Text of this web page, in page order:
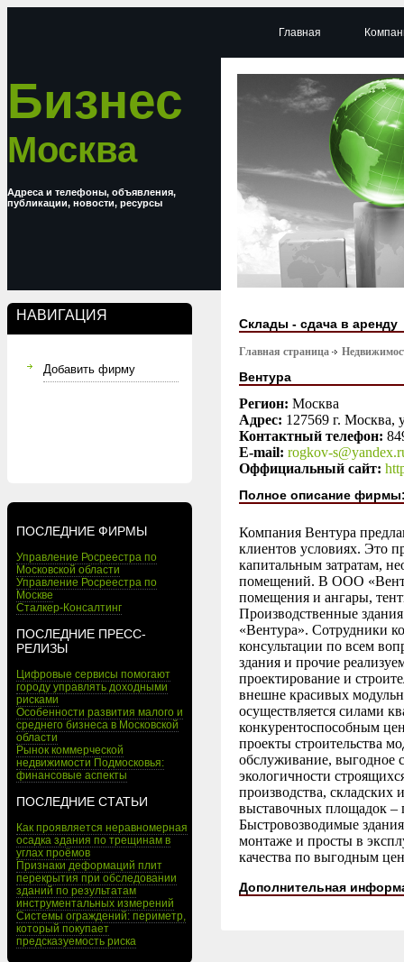
Бизнес
Москва
Адреса и телефоны, объявления,
публикации, новости, ресурсы
НАВИГАЦИЯ
Добавить фирму
ПОСЛЕДНИЕ ФИРМЫ
Управление Росреестра по
Московской области
Управление Росреестра по
Москве
Сталкер-Консалтинг
ПОСЛЕДНИЕ ПРЕСС-
РЕЛИЗЫ
Цифровые сервисы помогают
городу управлять доходными
рисками
Особенности развития малого и
среднего бизнеса в Московской
области
Рынок коммерческой
недвижимости Подмосковья:
финансовые аспекты
ПОСЛЕДНИЕ СТАТЬИ
Как проявляется неравномерная
осадка здания по трещинам в
углах проёмов
Признаки деформаций плит
перекрытия при обследовании
зданий по результатам
инструментальных измерений
Системы ограждений: периметр,
который покупает
предсказуемость риска
Главная
Склады - сдача в аренду
Главная страница
Вентура
Регион: Москва
Адрес: 127569 г. Москва,
Контактный телефон:
E-mail: rogkov-
Оффициальный сайт:
Полное описание
Компания Вентура
клиентов условиях. Это
капитальным затратам,
помещений. В ООО
помещения и ангары,
Производственные
«Вентура». Сотрудники
консультации по всем
здания и прочие
проектирование и
внешне красивых
осуществляется силами
конкурентоспособным
проекты строительства
обслуживание, выгодное
экологичности
производства,
выставочных площадок –
Быстровозводимые
монтаже и просты в
качества по выгодным
Дополнительная